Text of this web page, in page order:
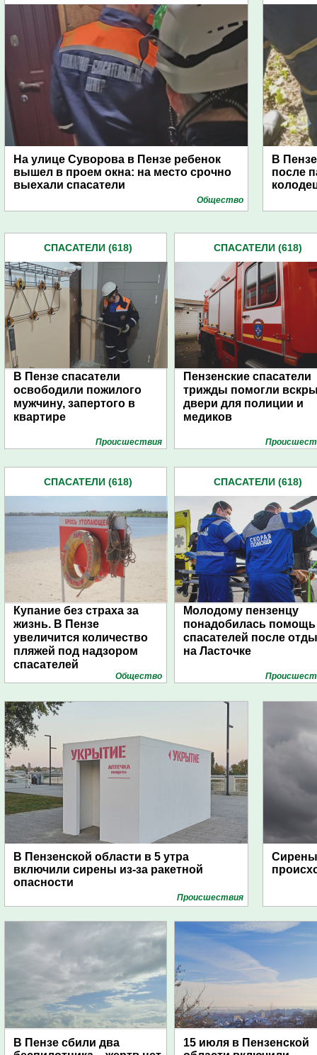
На улице Суворова в Пензе ребенок
вышел в проем окна: на место срочно
выехали спасатели
Общество
В
после
СПАСАТЕЛИ (618)
В Пензе спасатели
освободили пожилого
мужчину, запертого в
квартире
Проиcшествия
СПАСАТЕЛИ (618)
Пензенские спасатели
трижды помогли
двери для полиции и
медиков
СПАСАТЕЛИ (618)
Купание без страха за
жизнь. В Пензе
увеличится количество
пляжей под надзором
спасателей
Общество
СПАСАТЕЛИ (618)
Молодому пензенцу
понадобилась помощь
спасателей после
на Ласточке
В Пензенской области в 5 утра
включили сирены из-за ракетной
опасности
Проиcшествия
Сирены
В Пензе сбили два
15 июля в Пензенской